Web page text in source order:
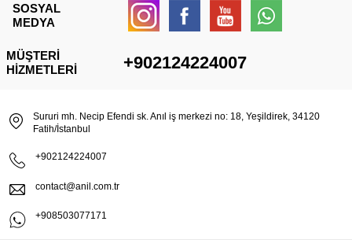
SOSYAL
MEDYA
MÜŞTERI
HIZMETLERI
+902124224007
Sururi mh. Necip Efendi sk. Anıl iş merkezi no: 18, Yeşildirek, 34120
Fatih/İstanbul
+902124224007
contact@anil.com.tr
+908503077171